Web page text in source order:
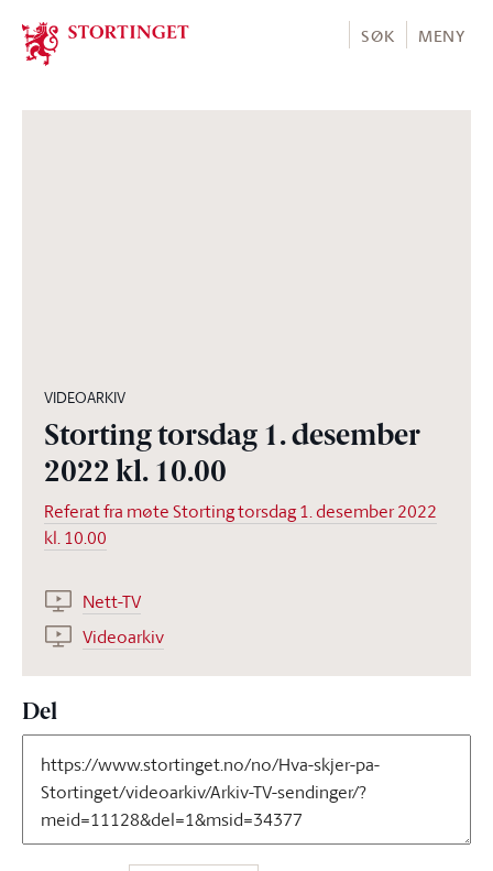
Stortinget.no
SØK MENY
VIDEOARKIV
Storting torsdag 1. desember
2022 kl. 10.00
Referat fra møte Storting torsdag 1. desember 2022
kl. 10.00
Nett-TV
Videoarkiv
Del